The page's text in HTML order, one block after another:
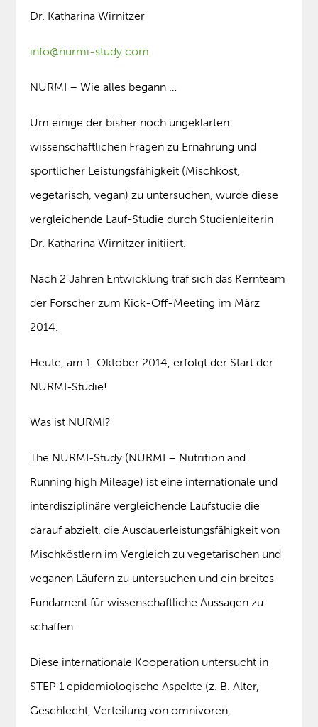
Dr. Katharina Wirnitzer
info@nurmi-study.com
NURMI – Wie alles begann …
Um einige der bisher noch ungeklärten
wissenschaftlichen Fragen zu Ernährung und
sportlicher Leistungsfähigkeit (Mischkost,
vegetarisch, vegan) zu untersuchen, wurde diese
vergleichende Lauf-Studie durch Studienleiterin
Dr. Katharina Wirnitzer initiiert.
Nach 2 Jahren Entwicklung traf sich das Kernteam
der Forscher zum Kick-Off-Meeting im März
2014.
Heute, am 1. Oktober 2014, erfolgt der Start der
NURMI-Studie!
Was ist NURMI?
The NURMI-Study (NURMI – Nutrition and
Running high Mileage) ist eine internationale und
interdisziplinäre vergleichende Laufstudie die
darauf abzielt, die Ausdauerleistungsfähigkeit von
Mischköstlern im Vergleich zu vegetarischen und
veganen Läufern zu untersuchen und ein breites
Fundament für wissenschaftliche Aussagen zu
schaffen.
Diese internationale Kooperation untersucht in
STEP 1 epidemiologische Aspekte (z. B. Alter,
Geschlecht, Verteilung von omnivoren,